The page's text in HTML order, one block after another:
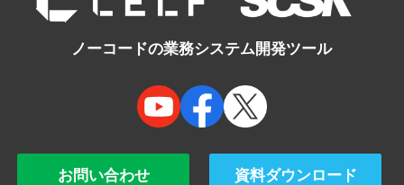
ノーコードの業務システム開発ツール
お問い合わせ 資料ダウンロード